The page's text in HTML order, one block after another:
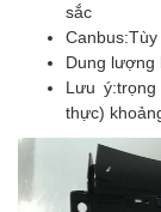
sắc
Canbus:Tùy
Dung lượng
Lưu ý:
thực)